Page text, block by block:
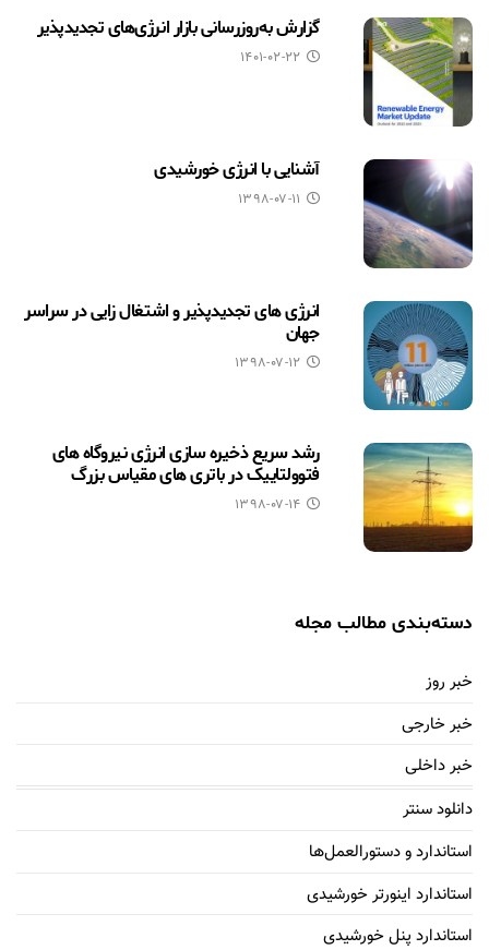
گزارش به‌روزرسانی بازار انرژی‌های تجدیدپذیر
۱۴۰۱-۰۲-۲۲
آشنایی با انرژی خورشیدی
۱۳۹۸-۰۷-۱۱
انرژی های تجدیدپذیر و اشتغال زایی در سراسر
جهان
۱۳۹۸-۰۷-۱۲
رشد سریع ذخیره سازی انرژی نیروگاه های
فتوولتاییک در باتری های مقیاس بزرگ
۱۳۹۸-۰۷-۱۴
دسته‌بندی مطالب مجله
خبر روز
خبر خارجی
خبر داخلی
دانلود سنتر
استاندارد و دستورالعمل‌ها
استاندارد اینورتر خورشیدی
استاندارد پنل خورشیدی